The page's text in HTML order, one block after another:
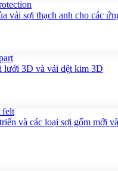
vải sợi thạch anh cho các
lưới 3D và vải dệt kim 3D
và các loại sợi gốm mới